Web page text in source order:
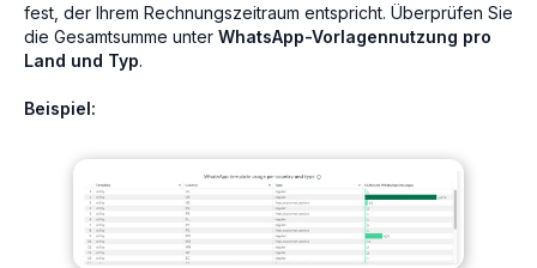
fest, der Ihrem Rechnungszeitraum entspricht. Überprüfen Sie
die Gesamtsumme unter WhatsApp-Vorlagennutzung pro
Land und Typ.
Beispiel: